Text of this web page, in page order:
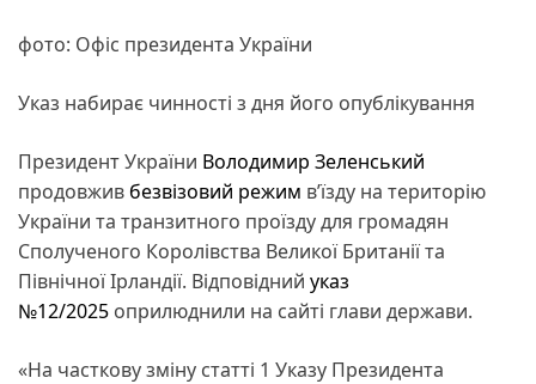
фото: Офіс президента України
Указ набирає чинності з дня його опублікування
Президент України Володимир Зеленський
продовжив безвізовий режим в’їзду на територію
України та транзитного проїзду для громадян
Сполученого Королівства Великої Британії та
Північної Ірландії. Відповідний указ
№12/2025 оприлюднили на сайті глави держави.
«На часткову зміну статті 1 Указу Президента